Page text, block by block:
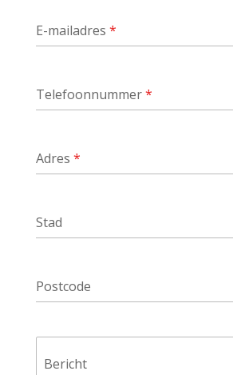
E-mailadres *
Telefoonnummer*
Adres *
Stad
Postcode
Bericht